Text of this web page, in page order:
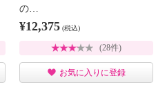
の…
¥12,375 (税込)
(28件)
お気に入りに登録